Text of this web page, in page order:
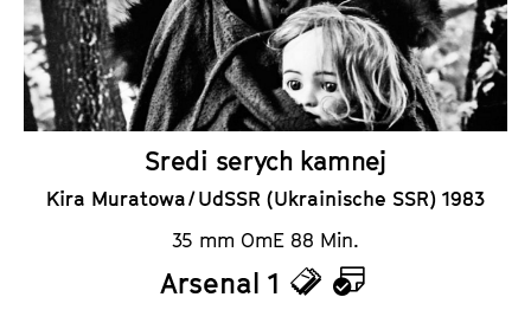
Sredi serych kamnej
Kira Muratowa / UdSSR (Ukrainische SSR) 1983
35 mm OmE 88 Min.
Arsenal 1
T
K